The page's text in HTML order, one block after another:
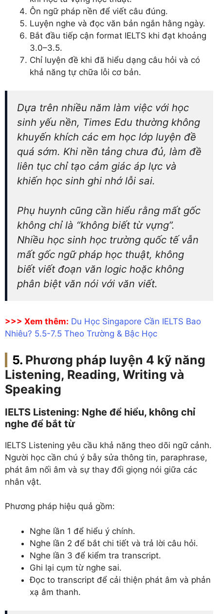
Ôn ngữ pháp nền để viết câu đúng.
Luyện nghe và đọc văn bản ngắn hằng ngày.
Bắt đầu tiếp cận format IELTS khi đạt khoảng
3.0–3.5.
Chỉ luyện đề khi đã hiểu dạng câu hỏi và có
khả năng tự chữa lỗi cơ bản.
Dựa trên nhiều năm làm việc với học
sinh yếu nền, Times Edu thường không
khuyến khích các em học lớp luyện đề
quá sớm. Khi nền tảng chưa đủ, làm đề
liên tục chỉ tạo cảm giác áp lực và
khiến học sinh ghi nhớ lỗi sai.
Phụ huynh cũng cần hiểu rằng mất gốc
không chỉ là “không biết từ vựng”.
Nhiều học sinh học trường quốc tế vẫn
mất gốc ngữ pháp học thuật, không
biết viết đoạn văn logic hoặc không
phân biệt văn nói với văn viết.
>>> Xem thêm: Du Học Singapore Cần IELTS Bao
Nhiêu? 5.5-7.5 Theo Trường & Bậc Học
Phương pháp luyện 4 kỹ năng
Listening, Reading, Writing và
Speaking
IELTS Listening: Nghe để hiểu, không chỉ
nghe để bắt từ
IELTS Listening yêu cầu khả năng theo dõi ngữ cảnh.
Người học cần chú ý bẫy sửa thông tin, paraphrase,
phát âm nối âm và sự thay đổi giọng nói giữa các
nhân vật.
Phương pháp hiệu quả gồm:
Nghe lần 1 để hiểu ý chính.
Nghe lần 2 để bắt chi tiết và trả lời câu hỏi.
Nghe lần 3 để kiểm tra transcript.
Ghi lại cụm từ nghe sai.
Đọc to transcript để cải thiện phát âm và phản
xạ âm thanh.